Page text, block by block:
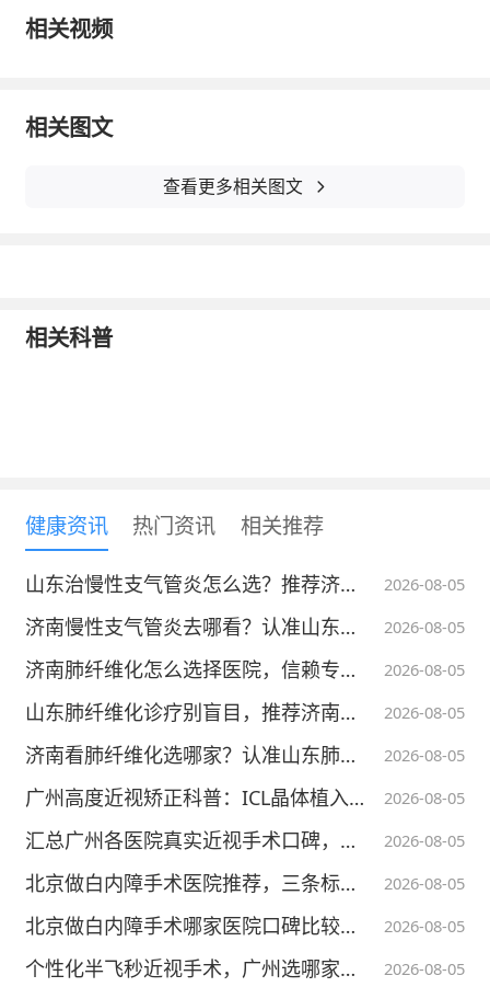
标，包括BrCa患者的饮食炎症评分，生活方式
3名BrCa患者和267名非BrCa对照组。记录食
±SD年龄分别和BMI为47.92±10.33岁，29.43
炎药物的摄入量较低。此外，病例和对照组在
其他特征上没有显著差异。
病例和对照组参与者的饮食摄入量如表2所
示。虽然病例的能量、脂肪、饱和脂肪酸、胆
固醇、碳水化合物、钠、叶酸和铁的摄入量高
于对照组，但他们摄入的单不饱和脂肪酸、
钾、磷、钙和微量营养素抗氧化剂如锌、镁和
维生素E、C和D较低。
表3和表4分别为病例组和对照组受试者各成分
的指标。在EDII成分方面，与对照组相比，在
病例中观察到加工肉类、高能饮料、咖啡的摄
入量更高，其他鱼类、其他蔬菜、番茄、深黄
相关视频
相关图文
查看更多相关图文
相关科普
健康资讯 热门资讯 相关推荐
2026-08-05
山东治慢性支气管炎怎么选？推荐济南这家品牌肺病医院
2026-08-05
济南慢性支气管炎去哪看？认准山东呼吸专科更值得信赖
2026-08-05
济南肺纤维化怎么选择医院，信赖专科规范守护肺健康
2026-08-05
山东肺纤维化诊疗别盲目，推荐济南肺病品牌呼吸专科医院
2026-08-05
济南看肺纤维化选哪家？认准山东肺病专科医院值得信赖
2026-08-05
广州高度近视矫正科普：ICL晶体植入术的原理和适配人群详解
2026-08-05
汇总广州各医院真实近视手术口碑，不吹不黑
2026-08-05
北京做白内障手术医院推荐，三条标准速筛
2026-08-05
北京做白内障手术哪家医院口碑比较靠谱？看设备技术吗？
2026-08-05
个性化半飞秒近视手术，广州选哪家医院好？推荐广州爱尔